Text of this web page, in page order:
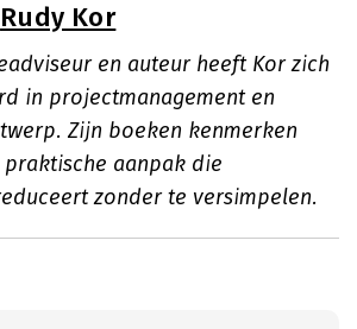
Rudy Kor
en auteur heeft Kor zich
in projectmanagement en
Zijn boeken kenmerken
aanpak die
zonder te versimpelen.